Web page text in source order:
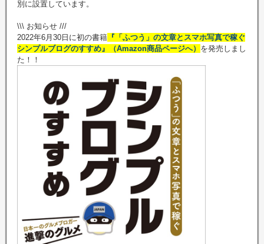
別に設置しています。
\\\ お知らせ ///
2022年6月30日に初の書籍 『「ふつう」の文章とスマホ写真で稼ぐ
シンプルブログのすすめ』（Amazon商品ページへ） を発売しまし
た！！